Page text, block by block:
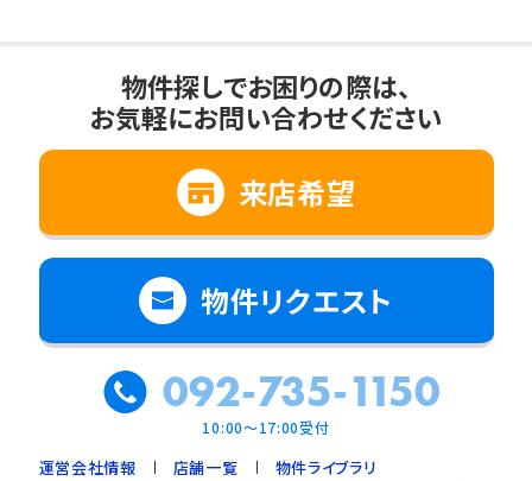
物件探しでお困りの際は、
お気軽にお問い合わせください
来店希望
物件リクエスト
092-735-1150
10:00～17:00受付
運営会社情報 店舗一覧
物件ライブラリ